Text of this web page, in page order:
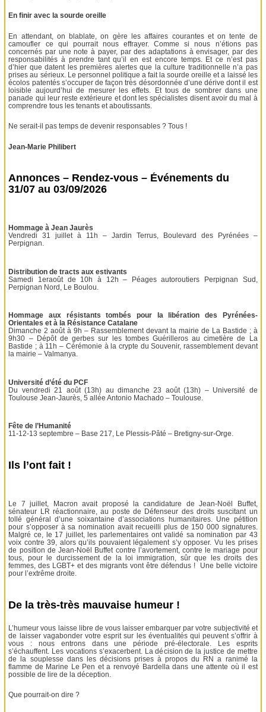
En finir avec la sourde oreille
En attendant, on blablate, on gère les affaires courantes et on tente de
camoufler ce qui pourrait nous effrayer. Comme si nous n’étions pas
concernés par une note à payer, par des adaptations à envisager, par des
responsabilités à prendre tant qu’il en est encore temps. Et ce n’est pas
d’hier que datent les premières alertes que la culture traditionnelle n’a pas
prises au sérieux. Le personnel politique a fait la sourde oreille et a laissé les
écolos patentés s’occuper de façon très désordonnée d’une dérive dont il est
loisible aujourd’hui de mesurer les effets. Et tous de sombrer dans une
panade qui leur reste extérieure et dont les spécialistes disent avoir du mal à
comprendre tous les tenants et aboutissants.
Ne serait-il pas temps de devenir responsables ? Tous !
Jean-Marie Philibert
Annonces – Rendez-vous – Événements du
31/07 au 03/09/2026
Hommage à Jean Jaurès
Vendredi 31 juillet à 11h – Jardin Terrus, Boulevard des Pyrénées –
Perpignan.
Distribution de tracts aux estivants
Samedi 1eraoût de 10h à 12h – Péages autoroutiers Perpignan Sud,
Perpignan Nord, Le Boulou.
Hommage aux résistants tombés pour la libération des Pyrénées-
Orientales et à la Résistance Catalane
Dimanche 2 août à 9h – Rassemblement devant la mairie de La Bastide ; à
9h30 – Dépôt de gerbes sur les tombes Guérilleros au cimetière de La
Bastide ; à 11h – Cérémonie à la crypte du Souvenir, rassemblement devant
la mairie – Valmanya.
Université d’été du PCF
Du vendredi 21 août (13h) au dimanche 23 août (13h) – Université de
Toulouse Jean-Jaurès, 5 allée Antonio Machado – Toulouse.
Fête de l’Humanité
11-12-13 septembre – Base 217, Le Plessis-Pâté – Bretigny-sur-Orge.
Ils l’ont fait !
Le 7 juillet, Macron avait proposé la candidature de Jean-Noël Buffet,
sénateur LR réactionnaire, au poste de Défenseur des droits suscitant un
tollé général d’une soixantaine d’associations humanitaires. Une pétition
pour s’opposer à sa nomination avait recueilli plus de 150 000 signatures.
Malgré ce, le 17 juillet, les parlementaires ont validé sa nomination par 43
voix contre 39, alors qu’ils pouvaient légalement s’y opposer. Vu les prises
de position de Jean-Noël Buffet contre l’avortement, contre le mariage pour
tous, pour le durcissement de la loi immigration, sûr que les droits des
femmes, des LGBT+ et des migrants vont être défendus ! Une belle victoire
pour l’extrême droite.
De la très-très mauvaise humeur !
L’humeur vous laisse libre de vous laisser embarquer par votre subjectivité et
de laisser vagabonder votre esprit sur les éventualités qui peuvent s’offrir à
vous : nous entrons dans une période pré-électorale. Les esprits
s’échauffent. Les vocations s’exacerbent. La décision de la justice de mettre
de la souplesse dans les décisions prises à propos du RN a ranimé la
flamme de Marine Le Pen et a renvoyé Bardella dans une attente où il est
possible de lire de la déception.
Que pourrait-on dire ?